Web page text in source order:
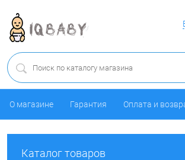
О магазине Гарантия Оплата и
Каталог товаров